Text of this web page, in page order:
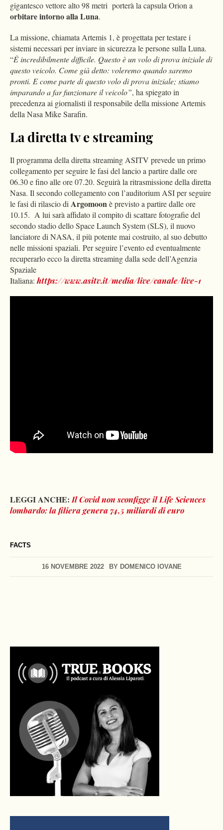
FACTS
16 NOVEMBRE 2022 BY DOMENICO IOVANE
gigantesco vettore alto 98 metri porterà la capsula Orion a
orbitare intorno alla Luna.
La missione, chiamata Artemis 1, è progettata per testare i
sistemi necessari per inviare in sicurezza le persone sulla Luna.
“È incredibilmente difficile. Questo è un volo di prova iniziale di
questo veicolo. Come già detto: voleremo quando saremo
pronti. E come parte di questo volo di prova iniziale; stiamo
imparando a far funzionare il veicolo”, ha spiegato in
precedenza ai giornalisti il responsabile della missione Artemis
della Nasa Mike Sarafin.
La diretta tv e streaming
Il programma della diretta streaming ASITV prevede un primo
collegamento per seguire le fasi del lancio a partire dalle ore
06.30 e fino alle ore 07.20. Seguirà la ritrasmissione della diretta
Nasa. Il secondo collegamento con l’auditorium ASI per seguire
le fasi di rilascio diArgomoonè previsto a partire dalle ore
10.15. A lui sarà affidato il compito di scattare fotografie del
secondo stadio dello Space Launch System (SLS), il nuovo
lanciatore di NASA, il più potente mai costruito, al suo debutto
nelle missioni spaziali. Per seguire l’evento ed eventualmente
recuperarlo ecco la diretta streaming dalla sede dell’Agenzia
Spaziale
Italiana:https://www.asitv.it/media/live/canale/live-1
LEGGI ANCHE: Il Covid non sconfigge il Life Sciences
lombardo: la filiera genera 74,5 miliardi di euro